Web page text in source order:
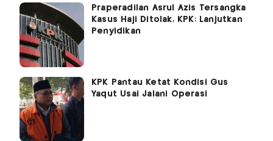
Praperadilan Asrul Azis Tersangka
Kasus Haji Ditolak, KPK: Lanjutkan
Penyidikan
KPK Pantau Ketat Kondisi Gus
Yaqut Usai Jalani Operasi